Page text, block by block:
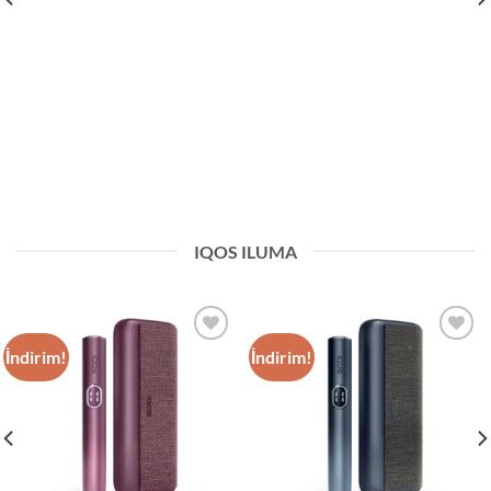
IQOS ILUMA
İndirim! İndirim!